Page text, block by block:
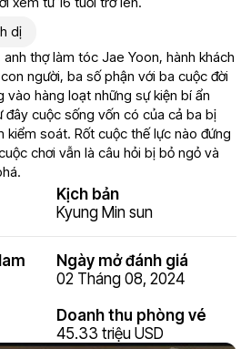
dị
thợ làm tóc Jae Yoon, hành khách
người, ba số phận với ba cuộc đời
vào hàng loạt những sự kiện bí ẩn
cuộc sống vốn có của cả ba bị
kiểm soát. Rốt cuộc thế lực nào đứng
chơi vẫn là câu hỏi bị bỏ ngỏ và
Kịch bản
Kyung Min sun
Ngày mở đánh giá
02 Tháng 08, 2024
Doanh thu phòng vé
45.33 triệu USD